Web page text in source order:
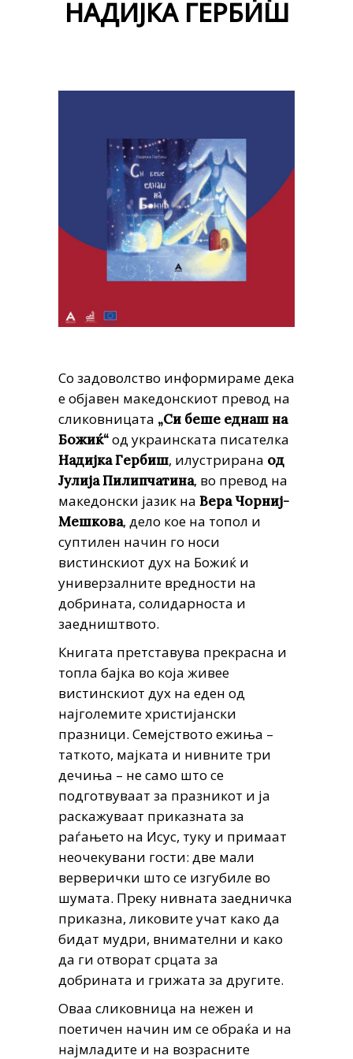
НАДИЈКА ГЕРБИШ
Со задоволство информираме дека
е објавен македонскиот превод на
сликовницата „Си беше еднаш на
Божиќ“од украинската писателка
Надијка Гербиш, илустрирана од
Јулија Пилипчатина, во превод на
македонски јазик на Вера Чорниј-
Мешкова, дело кое на топол и
суптилен начин го носи
вистинскиот дух на Божиќ и
универзалните вредности на
добрината, солидарноста и
заедништвото.
Книгата претставува прекрасна и
топла бајка во која живее
вистинскиот дух на еден од
најголемите христијански
празници. Семејството ежиња –
таткото, мајката и нивните три
дечиња – не само што се
подготвуваат за празникот и ја
раскажуваат приказната за
раѓањето на Исус, туку и примаат
неочекувани гости: две мали
верверички што се изгубиле во
шумата. Преку нивната заедничка
приказна, ликовите учат како да
бидат мудри, внимателни и како
да ги отворат срцата за
добрината и грижата за другите.
Оваа сликовница на нежен и
поетичен начин им се обраќа и на
најмладите и на возрасните